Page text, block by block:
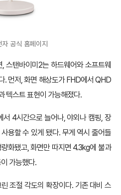
공식 홈페이지
스탠바이미2는 하드웨어와 소프트웨
. 먼저, 화면 해상도가 FHD에서 QHD
텍스트 표현이 가능해졌다.
4시간으로 늘어나, 야외나 캠핑, 장
용할 수 있게 됐다. 무게 역시 줄어들
화됐고, 화면만 따지면 4.3kg에 불과
가능했다.
조절 각도의 확장이다. 기존 대비 스